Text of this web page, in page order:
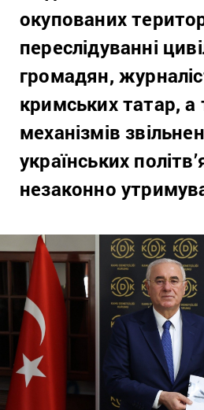
окупованих
переслідуванні
громадян,
кримських татар,
механізмів
українських
незаконно